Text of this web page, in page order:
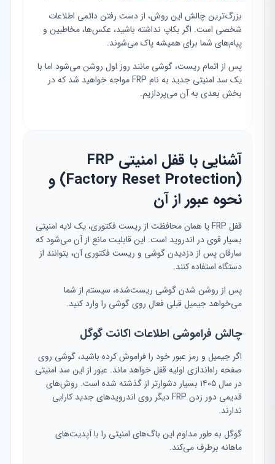
بزرگ‌ترین چالش این روش، از دست رفتن دائمی اطلاعات
شخصی است. اگر بکاپ نداشته باشید، عکس‌ها، مخاطبین و
پیام‌های شما برای همیشه پاک می‌شوند.
پس از اتمام ریست، گوشی مانند روز اول روشن می‌شود اما با
یک سد امنیتی جدید به نام FRP مواجه خواهید شد که در
بخش بعدی به آن می‌پردازیم.
آشنایی با قفل امنیتی FRP
(Factory Reset Protection) و
نحوه عبور از آن
قفل FRP یا همان محافظت از ریست فکتوری، یک لایه امنیتی
بسیار قوی در اندروید است. این قابلیت مانع از آن می‌شود که
سارقان پس از دزدیدن گوشی و ریست فکتوری آن، بتوانند از
دستگاه استفاده کنند.
پس از روشن شدن گوشی ریست‌شده، سیستم از شما
می‌خواهد جیمیل قبلی فعال روی گوشی را وارد کنید.
چالش فراموشی اطلاعات اکانت گوگل
اگر جیمیل و رمز عبور خود را فراموش کرده باشید، گوشی روی
صفحه راه‌اندازی اولیه قفل خواهد ماند. عبور از این سد امنیتی
در سال ۱۴۰۵ بسیار دشوارتر از گذشته شده است. روش‌های
قدیمی دور زدن FRP دیگر روی اندرویدهای جدید کارایی
ندارند.
گوگل به طور مداوم این باگ‌های امنیتی را با آپدیت‌های
ماهانه برطرف می‌کند.